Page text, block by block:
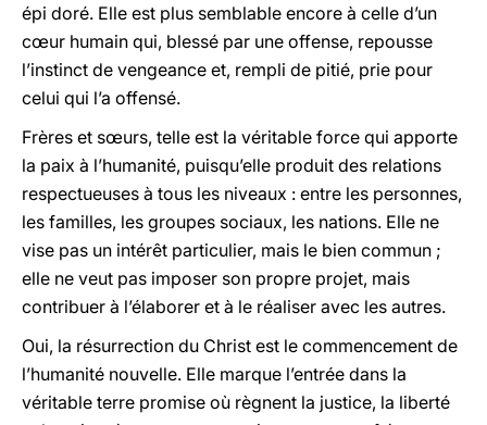
épi doré. Elle est plus semblable encore à celle d’un
cœur humain qui, blessé par une offense, repousse
l’instinct de vengeance et, rempli de pitié, prie pour
celui qui l’a offensé.
Frères et sœurs, telle est la véritable force qui apporte
la paix à l’humanité, puisqu’elle produit des relations
respectueuses à tous les niveaux : entre les personnes,
les familles, les groupes sociaux, les nations. Elle ne
vise pas un intérêt particulier, mais le bien commun ;
elle ne veut pas imposer son propre projet, mais
contribuer à l’élaborer et à le réaliser avec les autres.
Oui, la résurrection du Christ est le commencement de
l’humanité nouvelle. Elle marque l’entrée dans la
véritable terre promise où règnent la justice, la liberté